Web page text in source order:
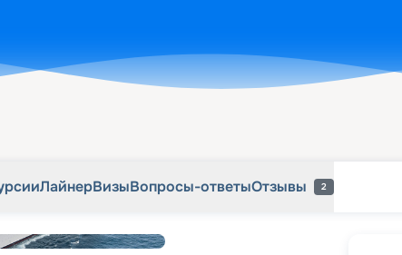
ЛайнерВизыВопросы-ответыОтзывы 2